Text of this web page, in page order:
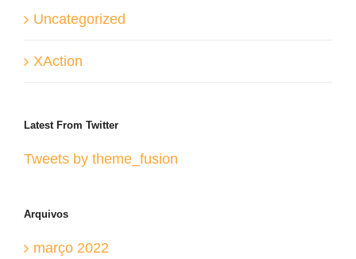
Uncategorized
XAction
Latest From Twitter
Tweets by theme_fusion
Arquivos
março 2022